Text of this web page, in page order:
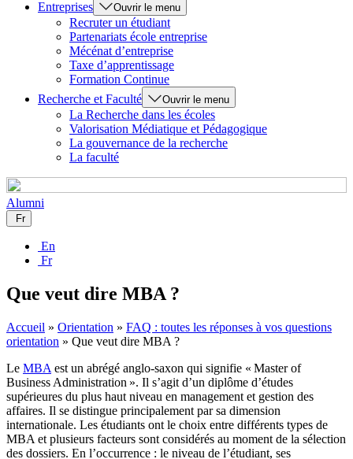
Entreprises
Ouvrir le menu
Recruter un étudiant
Partenariats école entreprise
Mécénat d’entreprise
Taxe d’apprentissage
Formation Continue
Recherche et Faculté
Ouvrir le menu
La Recherche dans les écoles
Valorisation Médiatique et Pédagogique
La gouvernance de la recherche
La faculté
Alumni
Fr
En
Fr
Que veut dire MBA ?
Accueil » Orientation » FAQ : toutes les réponses à vos questions
orientation » Que veut dire MBA ?
Le MBA est un abrégé anglo-saxon qui signifie « Master of
Business Administration ». Il s’agit d’un diplôme d’études
supérieures du plus haut niveau en management et gestion des
affaires. Il se distingue principalement par sa dimension
internationale. Les étudiants ont le choix entre différents types de
MBA et plusieurs facteurs sont considérés au moment de la sélection
des dossiers. En l’occurrence : le niveau de l’étudiant, ses